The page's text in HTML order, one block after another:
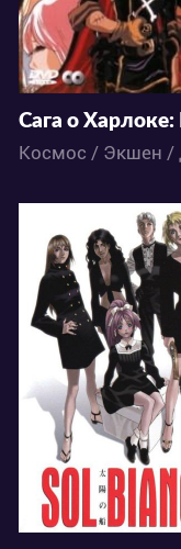
6880
1 1